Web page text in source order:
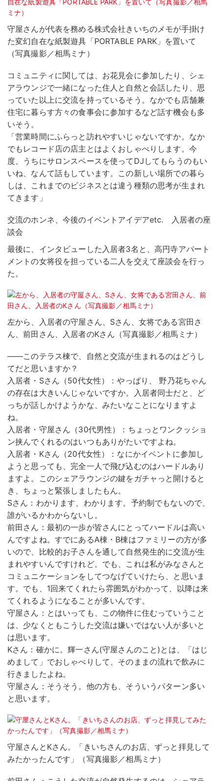
守屋さんが代表を務める株式会社きいちのメモが手掛け
た変幻自在な紙製遊具「PORTABLE PARK」を置いて
（写真撮影／相馬ミナ）
コミュニティに関しては、お花見会に参加したり、シェ
アラウンジで一緒になった住人と自然と会話したり、思
っていた以上に交流を持っているそう。なかでも店舗兼
住宅に暮らす方々の食事会に参加するなど話す機会も多
いそう。
「営業時間にふらっと訪れやすいじゃないですか。なか
でもレコード店の店主とはよくおしゃべりします。今
度、うちにサロンスペースを使ってDJしてもらうのもい
いね、なんて話もしています。この新しい場所での暮ら
しは、これまでのビジネスとは違う種類の思考が生まれ
てきます」
交流のホンネ、今後のイベントアイデアetc. 入居者の座
談会
最後に、インタビューした入居者3名と、高円寺アパート
メントの女将役を担っている二人を交えて座談会を行っ
た。
左から、入居者の守屋さん、Sさん、女将である宮田さ
ん、前田さん、入居者のKさん（写真撮影／相馬ミナ）
――このテラス棟で、自然と交流が生まれるのはどうし
てだと思いますか？
入居者・Sさん（50代女性）：やっぱり、 野乃花ちゃん
の存在は大きいんじゃないですか。入居者同士だと、ど
っちが話しかけようかな、みたいなことになりますよ
ね。
入居者・守屋さん（30代男性）：ちょっとワンクッショ
ン挟んでくれるのはいつもありがたいですよね。
入居者・Kさん（20代女性）：なにかイベントに参加し
ようと思っても、完全一人で飛び込むのはハードルあり
ますよ。このシェアラウンジの鍵をガチャっと開けると
き、ちょっと緊張しましたもん。
Sさん：わかります、わかります。予約制でもないので、
誰がいるかわからないし。
前田さん：最初の一歩が皆さんにとってハードルは高い
んですよね。すでにあるA棟・B棟はファミリーの方が多
いので、比較的お子さんを通して自然発生的に交流が生
まれやすいんですけれど。でも、これは私がみなさんと
コミュニケーションをしてつなげていけたら、と思いま
す。でも、1回来てくれたら雰囲気がわかって、以降は来
てくれるようになることが多いんです。
守屋さん：とはいっても、この物件に住むっていうこと
は、少なくともこうした交流は嫌いではない人が多いと
は思います。
Kさん：確かに。輝一さん(守屋さんのこと)とは、「はじ
めまして」でおしゃべりして、そのままの流れで飲みに
行きましたよね。
守屋さん：そうそう。他の方も、そういうパターン多い
と思います。
守屋さんとKさん。「きいちさんのお店、ずっと拝見して
みたかったんです」（写真撮影／相馬ミナ）